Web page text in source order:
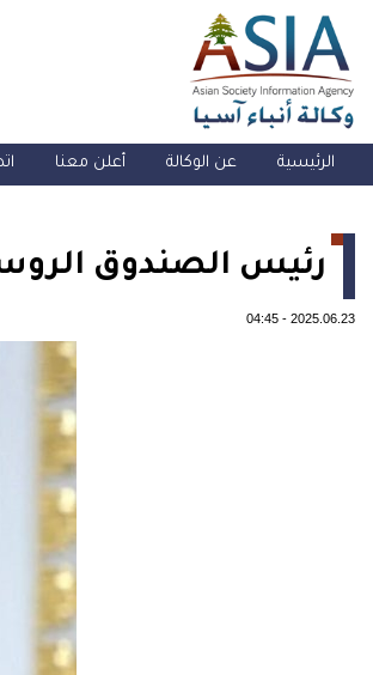
الرئيسية عن الوكالة أعلن معنا
رئيس الصندوق
2025.06.23
-
04:45